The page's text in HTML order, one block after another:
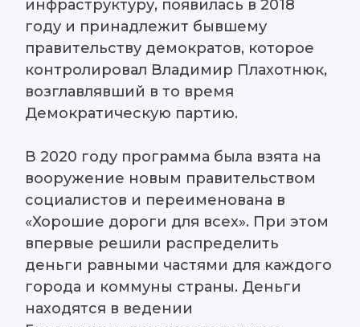
инфраструктуру, появилась в 2018
году и принадлежит бывшему
правительству демократов, которое
контролировал Владимир Плахотнюк,
возглавлявший в то время
Демократическую партию.
В 2020 году программа была взята на
вооружение новым правительством
социалистов и переименована в
«Хорошие дороги для всех». При этом
впервые решили распределить
деньги равными частями для каждого
города и коммуны страны. Деньги
находятся в ведении